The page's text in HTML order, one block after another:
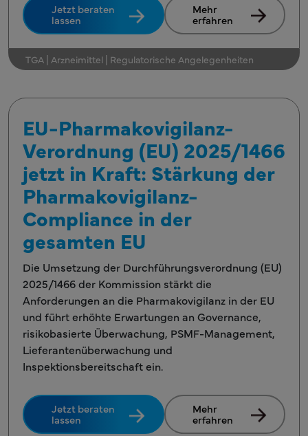
Jetzt beraten
lassen
Mehr
erfahren
TGA | Arzneimittel | Regulatorische Angelegenheiten
EU-Pharmakovigilanz-
Verordnung (EU) 2025/1466
jetzt in Kraft: Stärkung der
Pharmakovigilanz-
Compliance in der
gesamten EU
Die Umsetzung der Durchführungsverordnung (EU)
2025/1466 der Kommission stärkt die
Anforderungen an die Pharmakovigilanz in der EU
und führt erhöhte Erwartungen an Governance,
risikobasierte Überwachung, PSMF-Management,
Lieferantenüberwachung und
Inspektionsbereitschaft ein.
Jetzt beraten
lassen
Mehr
erfahren